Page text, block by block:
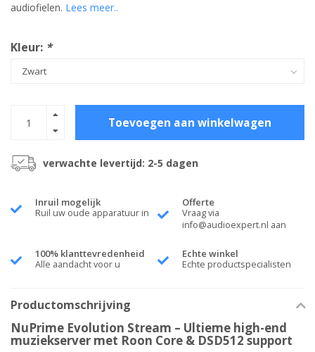
audiofielen. Lees meer..
Kleur: *
Toevoegen aan winkelwagen
verwachte levertijd: 2-5 dagen
Inruil mogelijk
Ruil uw oude apparatuur in
Offerte
Vraag via
info@audioexpert.nl aan
100% klanttevredenheid
Alle aandacht voor u
Echte winkel
Echte productspecialisten
Productomschrijving
NuPrime Evolution Stream – Ultieme high-end
muziekserver met Roon Core & DSD512 support